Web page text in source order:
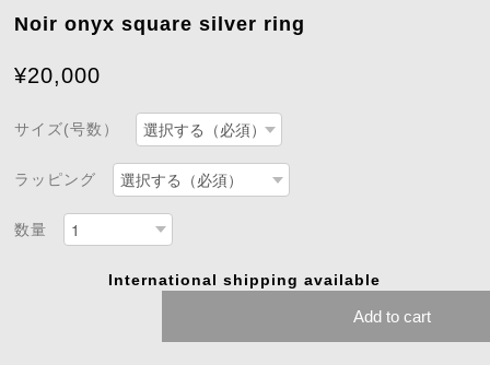
Noir onyx square silver ring
¥20,000
サイズ(号数）
ラッピング
数量
International shipping available
Add to cart